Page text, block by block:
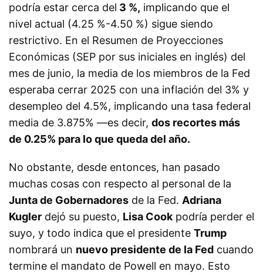
podría estar cerca del 3 %, implicando que el
nivel actual (4.25 %-4.50 %) sigue siendo
restrictivo. En el Resumen de Proyecciones
Económicas (SEP por sus iniciales en inglés) del
mes de junio, la media de los miembros de la Fed
esperaba cerrar 2025 con una inflación del 3% y
desempleo del 4.5%, implicando una tasa federal
media de 3.875% —es decir, dos recortes más
de 0.25% para lo que queda del año.
No obstante, desde entonces, han pasado
muchas cosas con respecto al personal de la
Junta de Gobernadores de la Fed. Adriana
Kugler dejó su puesto, Lisa Cook podría perder el
suyo, y todo indica que el presidente Trump
nombrará un nuevo presidente de la Fed cuando
termine el mandato de Powell en mayo. Esto